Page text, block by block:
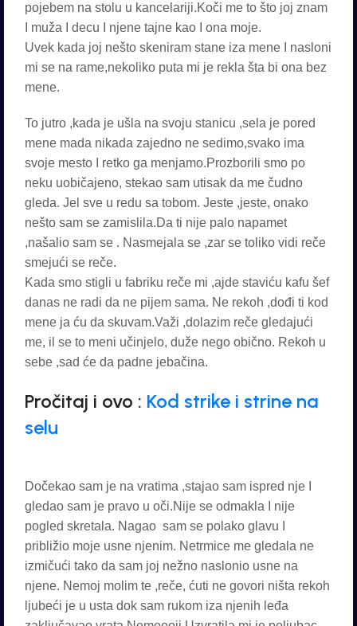
pojebem na stolu u kancelariji.Koči me to što joj znam
I muža I decu I njene tajne kao I ona moje.
Uvek kada joj nešto skeniram stane iza mene I nasloni
mi se na rame,nekoliko puta mi je rekla šta bi ona bez
mene.
To jutro ,kada je ušla na svoju stanicu ,sela je pored
mene mada nikada zajedno ne sedimo,svako ima
svoje mesto I retko ga menjamo.Prozborili smo po
neku uobičajeno, stekao sam utisak da me čudno
gleda. Jel sve u redu sa tobom. Jeste ,jeste, onako
nešto sam se zamislila.Da ti nije palo napamet
,našalio sam se . Nasmejala se ,zar se toliko vidi reče
smejući se reče.
Kada smo stigli u fabriku reče mi ,ajde staviću kafu šef
danas ne radi da ne pijem sama. Ne rekoh ,dođi ti kod
mene ja ću da skuvam.Važi ,dolazim reče gledajući
me, il se to meni učinjelo, duže nego obično. Rekoh u
sebe ,sad će da padne jebačina.
Pročitaj i ovo : Kod strike i strine na
selu
Dočekao sam je na vratima ,stajao sam ispred nje I
gledao sam je pravo u oči.Nije se odmakla I nije
pogled skretala. Nagao sam se polako glavu I
približio moje usne njenim. Netrmice me gledala ne
izmičući tako da sam joj nežno naslonio usne na
njene. Nemoj molim te ,reče, ćuti ne govori ništa rekoh
ljubeći je u usta dok sam rukom iza njenih leđa